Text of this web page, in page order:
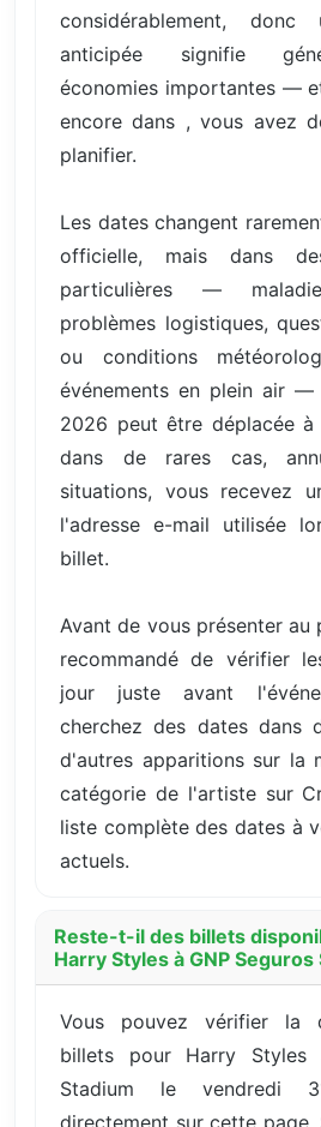
considérablement, donc
anticipée signifie
économies importantes —
encore dans , vous avez
planifier.
Les dates changent
officielle, mais dans
particulières —
problèmes logistiques,
ou conditions
événements en plein air
2026 peut être déplacée à
dans de rares cas,
situations, vous recevez
l'adresse e-mail utilisée
billet.
Avant de vous présenter au
recommandé de vérifier
jour juste avant
cherchez des dates dans
d'autres apparitions sur la
catégorie de l'artiste sur
liste complète des dates à
actuels.
Reste-t-il des billets
Harry Styles à GNP Seguros
Vous pouvez vérifier la
billets pour Harry Styles
Stadium le vendredi